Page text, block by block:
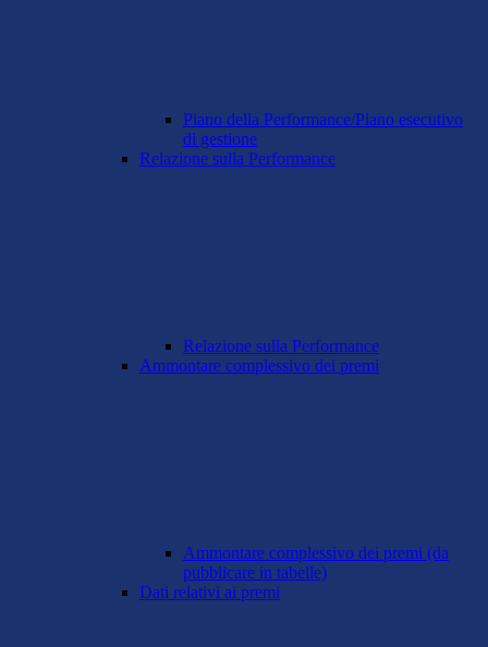
Piano della Performance/Piano esecutivo
di gestione
Relazione sulla Performance
Relazione sulla Performance
Ammontare complessivo dei premi
Ammontare complessivo dei premi (da
pubblicare in tabelle)
Dati relativi ai premi